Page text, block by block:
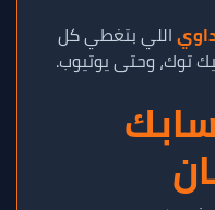
اللي بتغطي كل
توك، وحتى يوتيوب.